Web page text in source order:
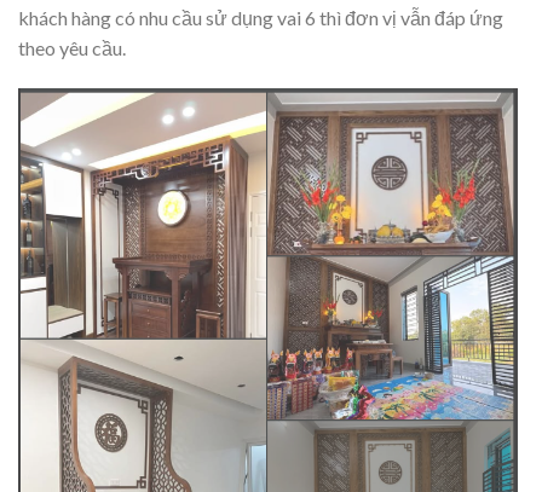
khách hàng có nhu cầu sử dụng vai 6 thì đơn vị vẫn đáp ứng
theo yêu cầu.